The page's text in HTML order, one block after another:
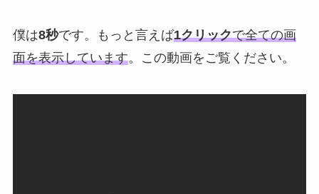
僕は8秒です。もっと言えば1クリックで全ての画
面を表示しています。この動画をご覧ください。